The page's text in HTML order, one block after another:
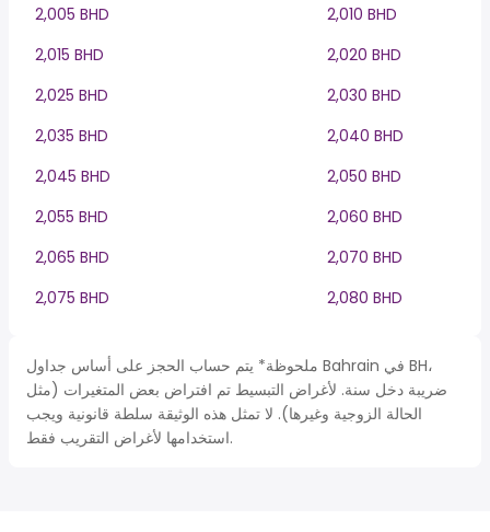
2,005 BHD
2,010 BHD
2,015 BHD
2,020 BHD
2,025 BHD
2,030 BHD
2,035 BHD
2,040 BHD
2,045 BHD
2,050 BHD
2,055 BHD
2,060 BHD
2,065 BHD
2,070 BHD
2,075 BHD
2,080 BHD
ملحوظة* يتم حساب الحجز على أساس جداول Bahrain في BH،
ضريبة دخل سنة. لأغراض التبسيط تم افتراض بعض المتغيرات (مثل
الحالة الزوجية وغيرها). لا تمثل هذه الوثيقة سلطة قانونية ويجب
استخدامها لأغراض التقريب فقط.